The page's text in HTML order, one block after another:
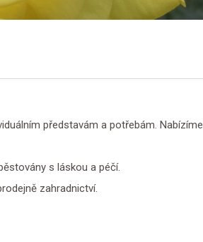
představám a potřebám. Nabízíme
s láskou a péčí.
zahradnictví.